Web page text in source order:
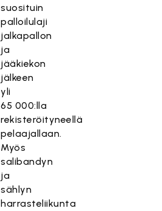
suosituin
palloilulaji
jalkapallon
ja
jääkiekon
jälkeen
yli
65 000:lla
rekisteröityneellä
pelaajallaan.
Myös
salibandyn
ja
sählyn
harrasteliikunta